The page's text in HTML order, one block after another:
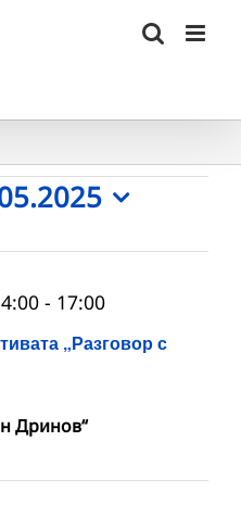
„Разговор с
- 17:00
Дринов“